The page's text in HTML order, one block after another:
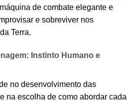
de combate elegante e
e sobreviver nos
Terra.
Instinto Humano e
no desenvolvimento das
na escolha de como abordar cada